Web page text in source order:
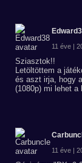
11 éve |
Sziasztok!!
Letöltöttem a
és aszt irja, hogy
(1080p) mi lehet a
11 éve |